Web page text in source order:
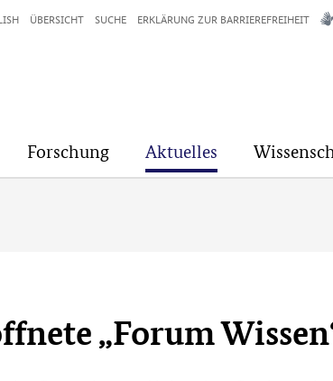
Forschung Aktuelles
ÜBERSICHT SUCHE ERKLÄRUNG ZUR BARRIEREFREIHEIT
„Forum